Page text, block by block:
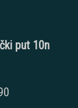
put 10n